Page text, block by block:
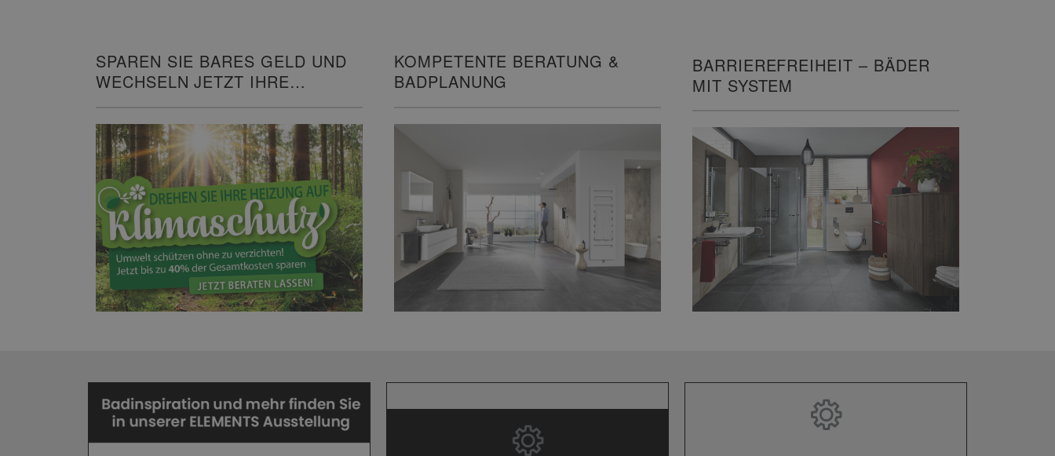
SPAREN SIE BARES GELD UND
WECHSELN JETZT IHRE
KOMPETENTE BERATUNG &
BADPLANUNG
BARRIEREFREIHEIT – BÄDER
MIT SYSTEM